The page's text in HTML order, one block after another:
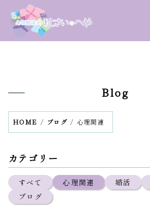
Blog
HOME ブログ 心理関連
カテゴリー
すべて 心理関連 婚活
ブログ